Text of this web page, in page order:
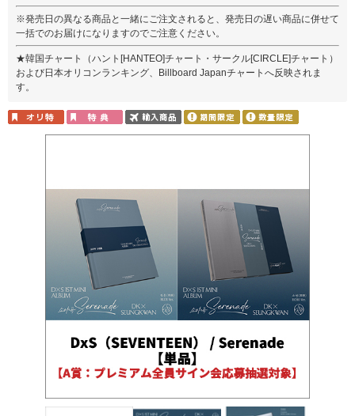
※発売日の異なる商品と一緒にご注文されると、発売日の遅い商品に併せて
一括でのお届けになりますのでご注意ください。
★韓国チャート（ハント[HANTEO]チャート・サークル[CIRCLE]チャート）
および日本オリコンランキング、Billboard Japanチャートへ反映されま
す。